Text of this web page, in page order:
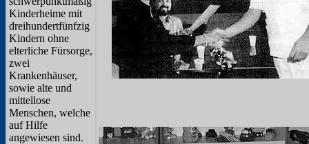
Kinderheime mit
dreihundertfünfzig
Kindern ohne
elterliche Fürsorge,
zwei
Krankenhäuser,
sowie alte und
mittellose
Menschen, welche
auf Hilfe
angewiesen sind.